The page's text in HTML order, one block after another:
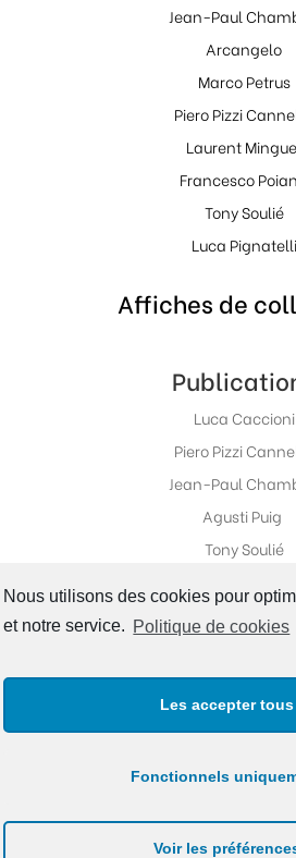
Nous utilisons des cookies pour
et notre service. Politique de cookies
Les accepter tous
Fonctionnels
Voir les
Jean-Paul
Arcangelo
Marco Petrus
Piero Pizzi
Laurent
Francesco
Tony Soulié
Luca Pignatelli
Affiches de
Luca Caccioni
Piero Pizzi
Jean-Paul
Agusti Puig
Tony Soulié
Réseaux
Copyright ©Galerie Fabrice